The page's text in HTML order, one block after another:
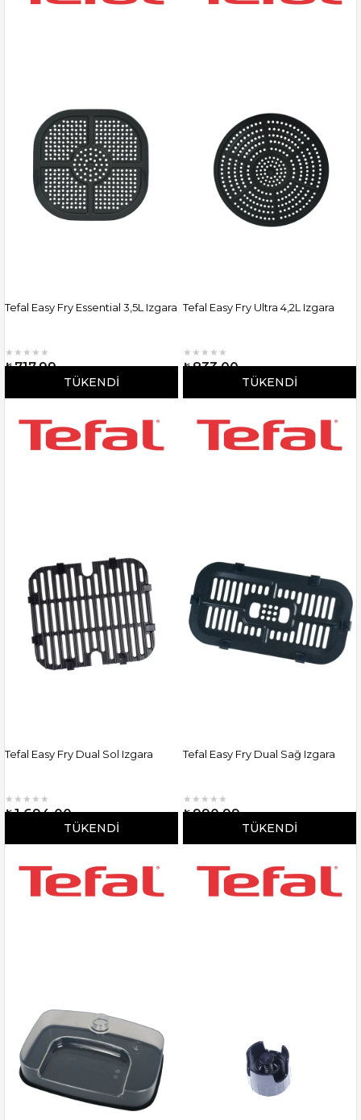
TÜKENDI
Tefal Easy Fry Essential 3,5L Izgara
★ ★ ★ ★ ★
₺717,99
TÜKENDI
Tefal Easy Fry Ultra 4,2L Izgara
★ ★ ★ ★ ★
₺833,00
TÜKENDI
Tefal Easy Fry Dual Sol Izgara
★ ★ ★ ★ ★
₺1.694,00
TÜKENDI
Tefal Easy Fry Dual Sağ Izgara
★ ★ ★ ★ ★
₺990,99